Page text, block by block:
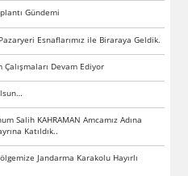
Gündemi
Esnaflarımız ile Biraraya Geldik.
Çalışmaları Devam Ediyor
Salih KAHRAMAN Amcamız Adına
Katıldık..
Jandarma Karakolu Hayırlı